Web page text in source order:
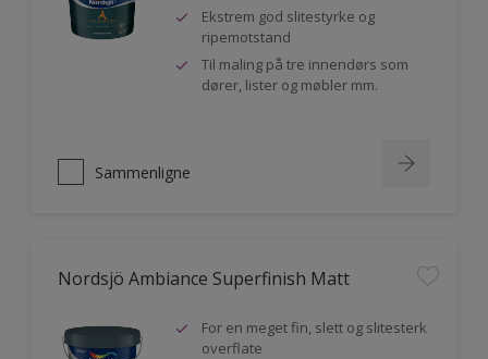
Ekstrem god slitestyrke og
ripemotstand
Til maling på tre innendørs som
dører, lister og møbler mm.
Sammenligne
Nordsjö Ambiance Superfinish Matt
For en meget fin, slett og slitesterk
overflate